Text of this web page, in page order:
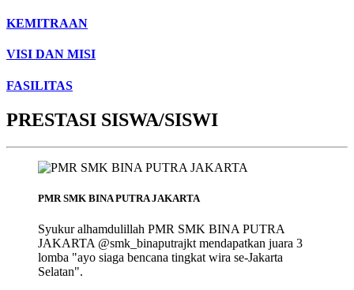
KEMITRAAN
VISI DAN MISI
FASILITAS
PRESTASI SISWA/SISWI
PMR SMK BINA PUTRA JAKARTA
Syukur alhamdulillah PMR SMK BINA PUTRA
JAKARTA @smk_binaputrajkt mendapatkan juara 3
lomba "ayo siaga bencana tingkat wira se-Jakarta
Selatan".